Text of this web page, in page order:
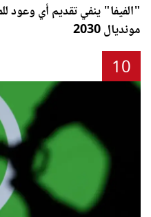
"الفيفا" ينفي تقديم أي وعود
مونديال 2030
10